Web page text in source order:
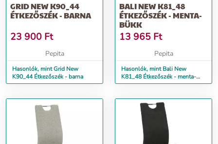
GRID NEW K90_44
ÉTKEZŐSZÉK - BARNA
23 900 Ft
Pepita
Hasonlók, mint Grid New
K90_44 Étkezőszék - barna
BALI NEW K81_48
ÉTKEZŐSZÉK - MENTA-
BÜKK
13 965 Ft
Pepita
Hasonlók, mint Bali New
K81_48 Étkezőszék - menta-
bükk